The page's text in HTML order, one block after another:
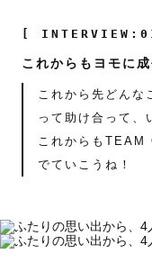
[
これからもヨモに
これから先どんな
って助け合って、
これからもTEAM
でていこうね！